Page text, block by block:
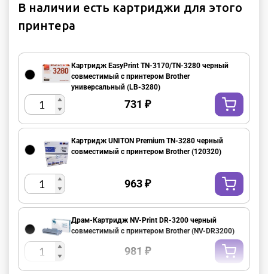
В наличии есть картриджи для этого
принтера
Картридж EasyPrint TN-3170/TN-3280 черный
совместимый с принтером Brother
универсальный (LB-3280)
731 ₽
Картридж UNITON Premium TN-3280 черный
совместимый с принтером Brother (120320)
963 ₽
Драм-Картридж NV-Print DR-3200 черный
совместимый с принтером Brother (NV-DR3200)
981 ₽